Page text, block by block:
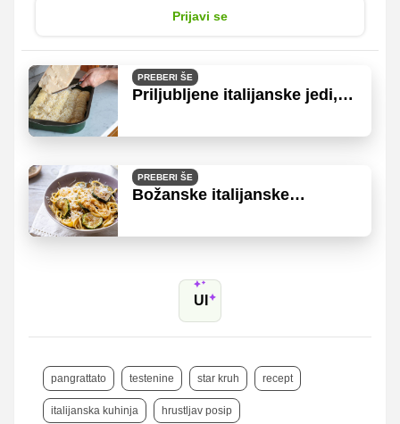
Prijavi se
PREBERI ŠE
Priljubljene italijanske jedi,
nekaj sestavin
PREBERI ŠE
Božanske italijanske
izbira za hitro poletno kosilo
UI
pangrattato testenine star kruh recept
italijanska kuhinja hrustljav posip